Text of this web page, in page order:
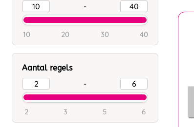
-
10 20 30 40
Aantal regels
-
2 3 5 6